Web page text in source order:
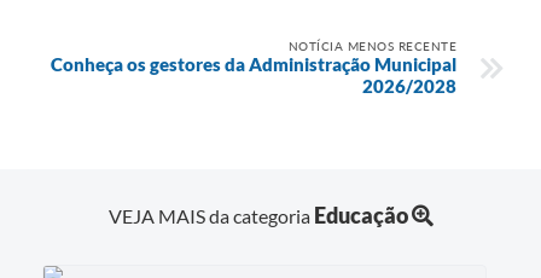
NOTÍCIA MENOS RECENTE
Conheça os gestores da Administração Municipal
2026/2028
VEJA MAIS da categoria Educação